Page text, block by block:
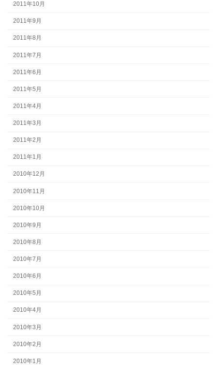
2011年10月
2011年9月
2011年8月
2011年7月
2011年6月
2011年5月
2011年4月
2011年3月
2011年2月
2011年1月
2010年12月
2010年11月
2010年10月
2010年9月
2010年8月
2010年7月
2010年6月
2010年5月
2010年4月
2010年3月
2010年2月
2010年1月